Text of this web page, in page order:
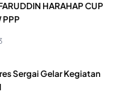
HARAHAP CUP
PPP
Sergai Gelar Kegiatan